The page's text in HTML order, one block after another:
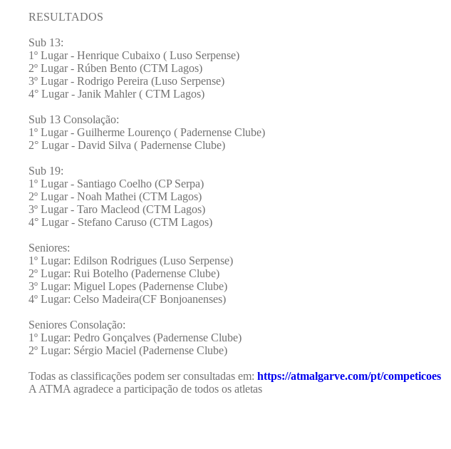
RESULTADOS
Sub 13:
1º Lugar - Henrique Cubaixo ( Luso Serpense)
2º Lugar - Rúben Bento (CTM Lagos)
3º Lugar - Rodrigo Pereira (Luso Serpense)
4° Lugar - Janik Mahler ( CTM Lagos)
Sub 13 Consolação:
1º Lugar - Guilherme Lourenço ( Padernense Clube)
2° Lugar - David Silva ( Padernense Clube)
Sub 19:
1º Lugar - Santiago Coelho (CP Serpa)
2º Lugar - Noah Mathei (CTM Lagos)
3º Lugar - Taro Macleod (CTM Lagos)
4° Lugar - Stefano Caruso (CTM Lagos)
Seniores:
1º Lugar: Edilson Rodrigues (Luso Serpense)
2º Lugar: Rui Botelho (Padernense Clube)
3º Lugar: Miguel Lopes (Padernense Clube)
4º Lugar: Celso Madeira(CF Bonjoanenses)
Seniores Consolação:
1º Lugar: Pedro Gonçalves (Padernense Clube)
2º Lugar: Sérgio Maciel (Padernense Clube)
Todas as classificações podem ser consultadas em: https://atmalgarve.com/pt/competicoes
A ATMA agradece a participação de todos os atletas